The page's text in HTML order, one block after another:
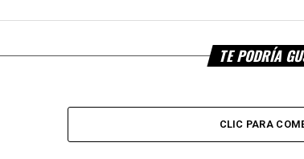
TE PODRÍA
CLIC PARA